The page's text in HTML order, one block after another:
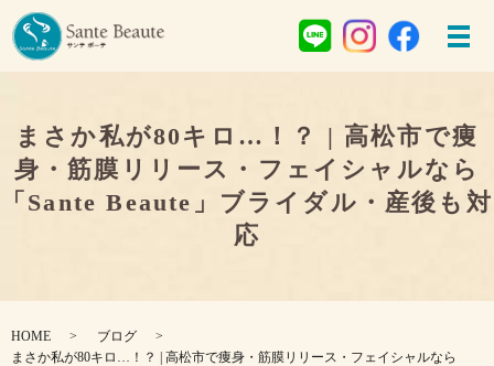
まさか私が80キロ…！？ | 高松市で痩
身・筋膜リリース・フェイシャルなら
「Sante Beaute」ブライダル・産後も対
応
HOME
ブログ
まさか私が80キロ…！？ | 高松市で痩身・筋膜リリース・フェイシャルなら